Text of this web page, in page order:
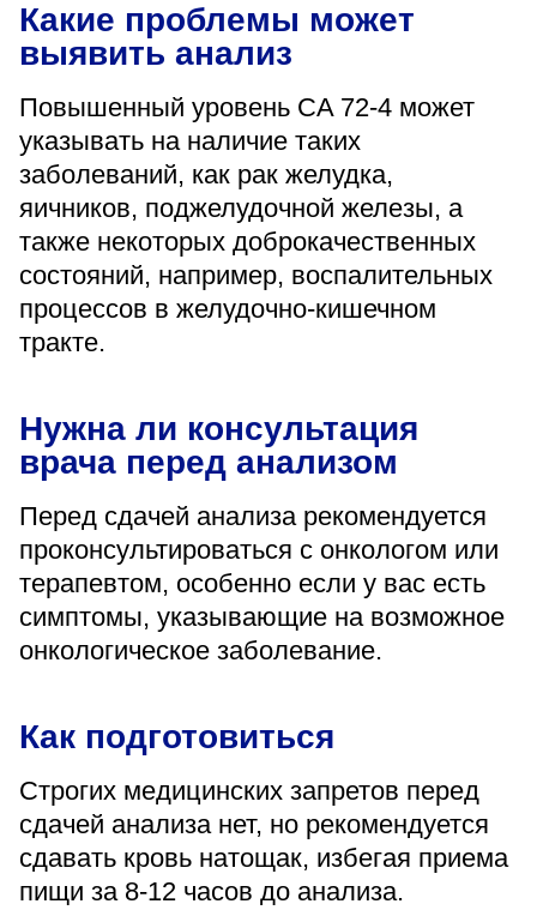
перерыв 12:00–12:30
Пятница
перерыв 12:00–12:30
Администратор
+7 (4742) 72-73-31
Какие проблемы может
выявить анализ
Повышенный уровень CA 72-4 может
указывать на наличие таких
заболеваний, как рак желудка,
яичников, поджелудочной железы, а
также некоторых доброкачественных
состояний, например, воспалительных
процессов в желудочно-кишечном
тракте.
Нужна ли консультация
врача перед анализом
Перед сдачей анализа рекомендуется
проконсультироваться с онкологом или
терапевтом, особенно если у вас есть
симптомы, указывающие на возможное
онкологическое заболевание.
Как подготовиться
Строгих медицинских запретов перед
сдачей анализа нет, но рекомендуется
сдавать кровь натощак, избегая приема
пищи за 8-12 часов до анализа.